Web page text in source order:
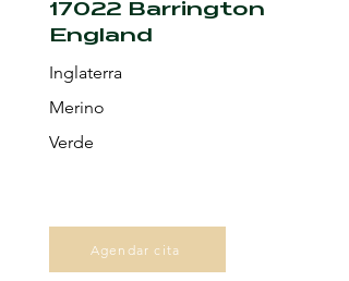
17022 Barrington
England
Inglaterra
Merino
Verde
Agendar cita